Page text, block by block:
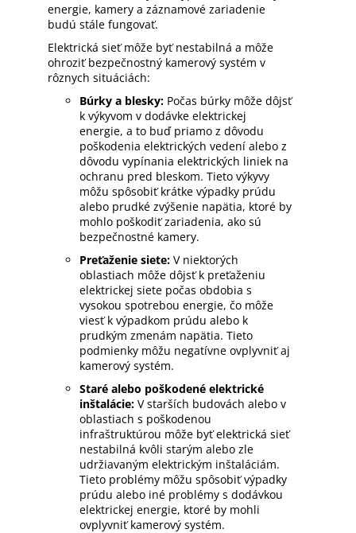
energie, kamery a záznamové zariadenie
budú stále fungovať.
Elektrická sieť môže byť nestabilná a môže
ohroziť bezpečnostný kamerový systém v
rôznych situáciách:
Búrky a blesky: Počas búrky môže dôjsť
k výkyvom v dodávke elektrickej
energie, a to buď priamo z dôvodu
poškodenia elektrických vedení alebo z
dôvodu vypínania elektrických liniek na
ochranu pred bleskom. Tieto výkyvy
môžu spôsobiť krátke výpadky prúdu
alebo prudké zvýšenie napätia, ktoré by
mohlo poškodiť zariadenia, ako sú
bezpečnostné kamery.
Preťaženie siete: V niektorých
oblastiach môže dôjsť k preťaženiu
elektrickej siete počas obdobia s
vysokou spotrebou energie, čo môže
viesť k výpadkom prúdu alebo k
prudkým zmenám napätia. Tieto
podmienky môžu negatívne ovplyvniť aj
kamerový systém.
Staré alebo poškodené elektrické
inštalácie: V starších budovách alebo v
oblastiach s poškodenou
infraštruktúrou môže byť elektrická sieť
nestabilná kvôli starým alebo zle
udržiavaným elektrickým inštaláciám.
Tieto problémy môžu spôsobiť výpadky
prúdu alebo iné problémy s dodávkou
elektrickej energie, ktoré by mohli
ovplyvniť kamerový systém.